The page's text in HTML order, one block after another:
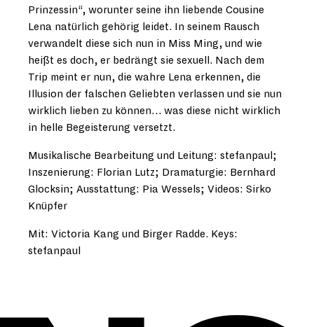
Prinzessin“, worunter seine ihn liebende Cousine
Lena natürlich gehörig leidet. In seinem Rausch
verwandelt diese sich nun in Miss Ming, und wie
heißt es doch, er bedrängt sie sexuell. Nach dem
Trip meint er nun, die wahre Lena erkennen, die
Illusion der falschen Geliebten verlassen und sie nun
wirklich lieben zu können… was diese nicht wirklich
in helle Begeisterung versetzt.
Musikalische Bearbeitung und Leitung: stefanpaul;
Inszenierung: Florian Lutz; Dramaturgie: Bernhard
Glocksin; Ausstattung: Pia Wessels; Videos: Sirko
Knüpfer
Mit: Victoria Kang und Birger Radde. Keys:
stefanpaul